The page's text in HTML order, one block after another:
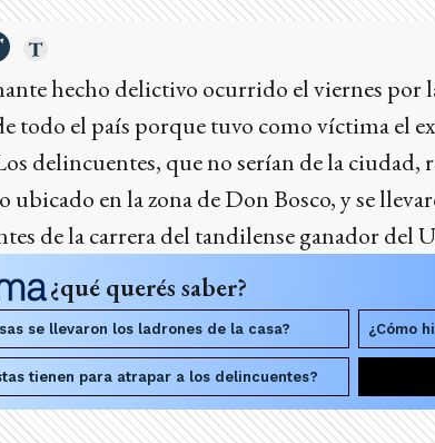
hecho delictivo ocurrido el viernes por
todo el país porque tuvo como víctima el
delincuentes, que no serían de la
en la zona de Don Bosco, y se
de la carrera del tandilense ganador del
¿qué querés saber?
se llevaron los ladrones de la casa? ¿Cómo
tienen para atrapar a los delincuentes?